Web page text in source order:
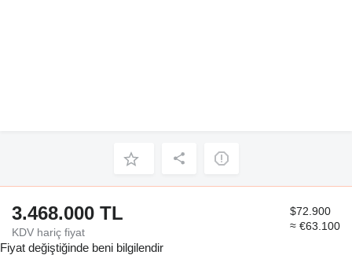
3.468.000 TL
KDV hariç fiyat
$72.900
≈ €63.100
Fiyat değiştiğinde beni bilgilendir